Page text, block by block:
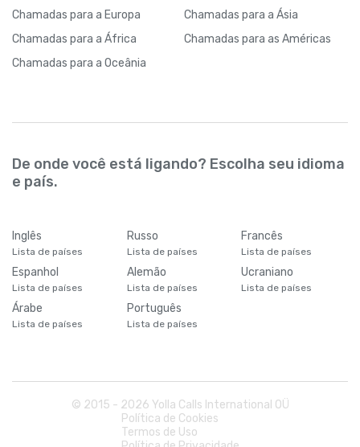
Chamadas para a Europa Chamadas para a Ásia
Chamadas para a África Chamadas para as Américas
Chamadas para a Oceânia
De onde você está ligando? Escolha seu idioma
e país.
Inglês
Lista de países
Russo
Lista de países
Francês
Lista de países
Espanhol
Lista de países
Alemão
Lista de países
Ucraniano
Lista de países
Árabe
Lista de países
Português
Lista de países
© 2015 - 2026 Yolla Calls International OÜ
Política de Cookies
Termos de Uso